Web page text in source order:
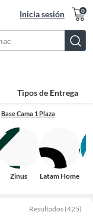
Inicia sesión 0
Bar
Tipos de Entrega
Base Cama 1 Plaza
Zinus Latam Home
Resultados (425)